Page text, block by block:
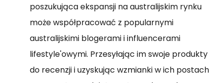
poszukująca ekspansji na australijskim rynku
może współpracować z popularnymi
australijskimi blogerami i influencerami
lifestyle'owymi. Przesyłając im swoje produkty
do recenzji i uzyskując wzmianki w ich postach